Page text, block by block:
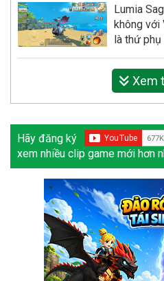
Lumia
không với
là thứ phụ
Xem
Hãy đăng ký
xem nhiều clip game mới hơn